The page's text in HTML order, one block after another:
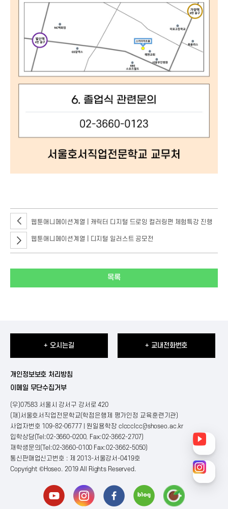
웹툰애니메이션계열 | 캐릭터 디지털 드로잉 컬러링편 체험특강 진행
웹툰애니메이션계열 | 디지털 일러스트 공모전
목록
+ 오시는길 + 교내전화번호
개인정보보호 처리방침
이메일 무단수집거부
(우)07583 서울시 강서구 강서로 420
(재)서울호서직업전문학교(학점은행제 평가인정 교육훈련기관)
사업자번호 109-82-06777 | 원일용학장 clccclcc@shoseo.ac.kr
입학상담(Tel:02-3660-0200, Fax:02-3662-2707)
재학생문의(Tel:02-3660-0100 Fax:02-3662-5050)
통신판매업신고번호 : 제 2013-서울강서-0419호
Copyright ©Hoseo. 2019 All Rights Reserved.